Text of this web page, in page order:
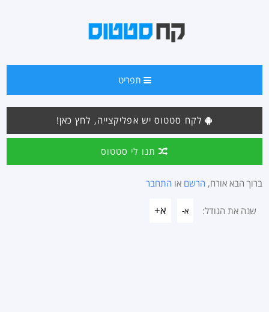
תפריט
לקח סטטוס יש אפליקצייה, לחץ כאן!
תנו לי סטטוס
ברוך הבא אורח, הרשם או התחבר
שנה את הגודל: א- א+